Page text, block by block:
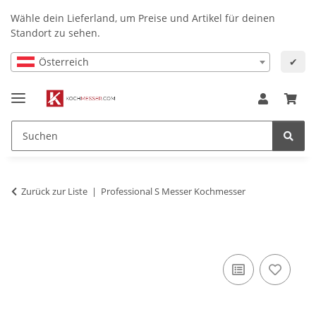
Wähle dein Lieferland, um Preise und Artikel für deinen
Standort zu sehen.
Österreich ✔
Zurück zur Liste Professional S Messer Kochmesser